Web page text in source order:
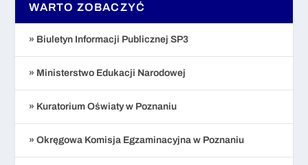
WARTO ZOBACZYĆ
» Biuletyn Informacji Publicznej SP3
» Ministerstwo Edukacji Narodowej
» Kuratorium Oświaty w Poznaniu
» Okręgowa Komisja Egzaminacyjna w Poznaniu